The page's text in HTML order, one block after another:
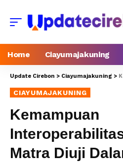
Home Ciayumajakuning
Update Cirebon > Ciayumajakuning >
CIAYUMAJAKUNING
Kemampuan
Matra Diuji